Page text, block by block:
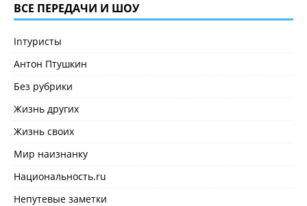
ВСЕ ПЕРЕДАЧИ И ШОУ
Inтуристы
Антон Птушкин
Без рубрики
Жизнь других
Жизнь своих
Мир наизнанку
Национальность.ru
Непутевые заметки